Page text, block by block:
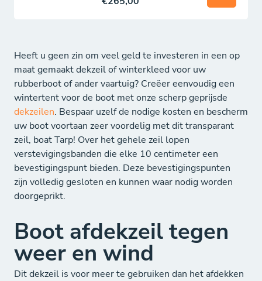
Heeft u geen zin om veel geld te investeren in een op
maat gemaakt dekzeil of winterkleed voor uw
rubberboot of ander vaartuig? Creëer eenvoudig een
wintertent voor de boot met onze scherp geprijsde
dekzeilen. Bespaar uzelf de nodige kosten en bescherm
uw boot voortaan zeer voordelig met dit transparant
zeil, boat Tarp! Over het gehele zeil lopen
verstevigingsbanden die elke 10 centimeter een
bevestigingspunt bieden. Deze bevestigingspunten
zijn volledig gesloten en kunnen waar nodig worden
doorgeprikt.
Boot afdekzeil tegen
weer en wind
Dit dekzeil is voor meer te gebruiken dan het afdekken